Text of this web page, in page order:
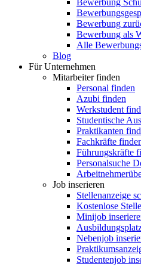
Bewerbung
Bewerbung
Bewerbung als
Alle
Blog
Für Unternehmen
Mitarbeiter finden
Personal finden
Azubi finden
Werkstudent
Studentische
Praktikanten
Fachkräfte
Führungskräfte
Personalsuche
Job inserieren
Stellenanzeige
Kostenlose
Minijob
Nebenjob
Studentenjob